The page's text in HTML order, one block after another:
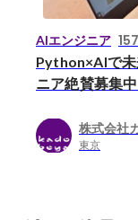
AIエンジニア
Python×AIで
ニア絶賛募集中
株式会社
東京